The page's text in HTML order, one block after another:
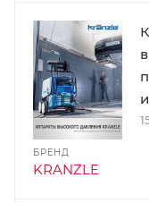
БРЕНД
KRANZLE